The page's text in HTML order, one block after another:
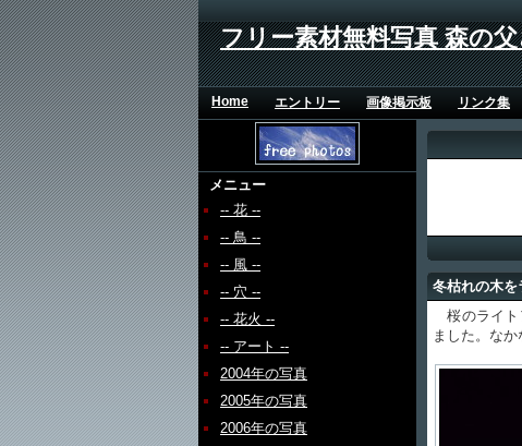
フリー素材無料写真 森の
Home エントリー 画像掲示板 リンク集
メニュー
-- 花 --
-- 鳥 --
-- 風 --
-- 穴 --
-- 花火 --
-- アート --
2004年の写真
2005年の写真
2006年の写真
冬枯れの木を
桜のライト
ました。なか